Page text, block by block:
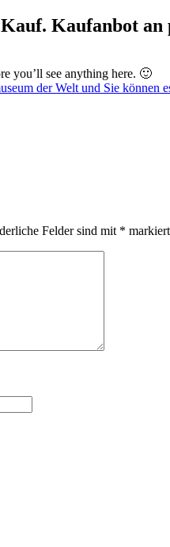
Kaufanbot
you’ll see anything here. 🙂
der Welt und Sie
Felder sind mit * markiert